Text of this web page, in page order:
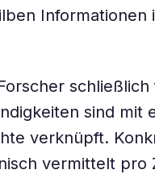
schließlich
sind mit
verknüpft.
vermittelt pro